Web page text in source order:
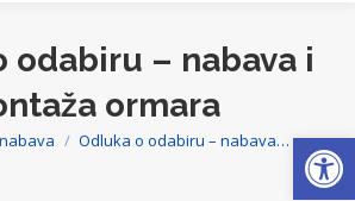
odabiru – nabava i
ormara
Odluka o odabiru – nabava…